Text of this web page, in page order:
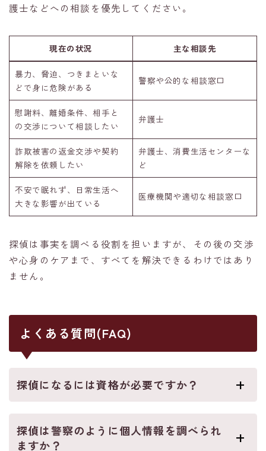
護士などへの相談を優先してください。
現在の状況 主な相談先
暴力、脅迫、つきまといな
どで身に危険がある
警察や公的な相談窓口
慰謝料、離婚条件、相手と
の交渉について相談したい
弁護士
詐欺被害の返金交渉や契約
解除を依頼したい
弁護士、消費生活センターな
ど
不安で眠れず、日常生活へ
大きな影響が出ている
医療機関や適切な相談窓口
探偵は事実を調べる役割を担いますが、その後の交渉
や心身のケアまで、すべてを解決できるわけではあり
ません。
よくある質問(FAQ)
探偵になるには資格が必要ですか？
探偵は警察のように個人情報を調べられ
ますか？